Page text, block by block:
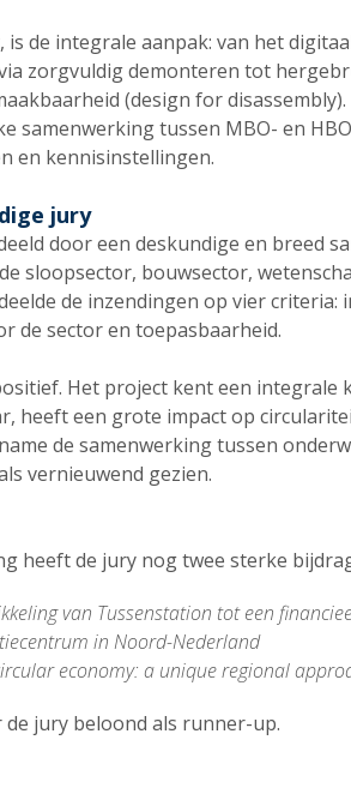
is de integrale aanpak: van het
zorgvuldig demonteren tot
(design for
samenwerking tussen MBO- en
en kennisinstellingen.
jury
door een deskundige en breed
sloopsector, bouwsector,
de inzendingen op vier criteria:
de sector en toepasbaarheid.
Het project kent een
heeft een grote impact op
de samenwerking tussen
vernieuwend gezien.
heeft de jury nog twee sterke
van Tussenstation tot een
in Noord-Nederland
economy: a unique regional
jury beloond als runner-up.